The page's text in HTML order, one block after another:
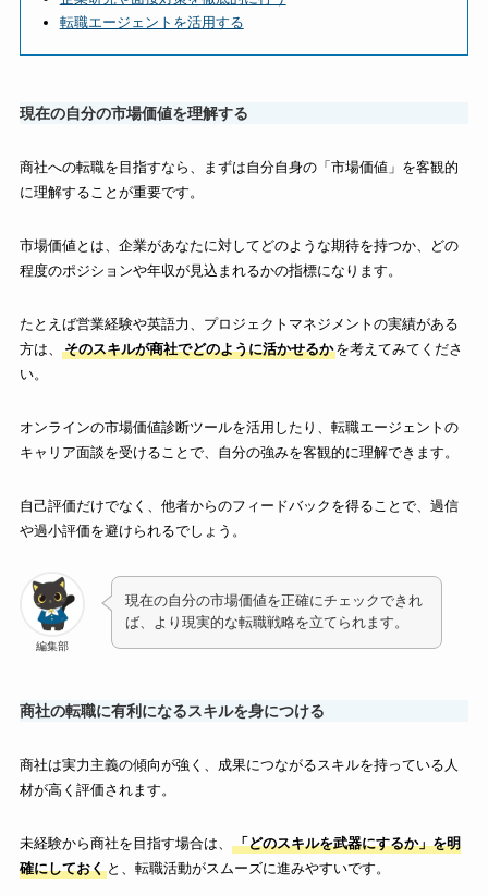
転職エージェントを活用する
現在の自分の市場価値を理解する
商社への転職を目指すなら、まずは自分自身の「市場価値」を客観的
に理解することが重要です。
市場価値とは、企業があなたに対してどのような期待を持つか、どの
程度のポジションや年収が見込まれるかの指標になります。
たとえば営業経験や英語力、プロジェクトマネジメントの実績がある
方は、
そのスキルが商社でどのように活かせるかを考えてみてくださ
い。
オンラインの市場価値診断ツールを活用したり、転職エージェントの
キャリア面談を受けることで、自分の強みを客観的に理解できます。
自己評価だけでなく、他者からのフィードバックを得ることで、過信
や過小評価を避けられるでしょう。
編集部
現在の自分の市場価値を正確にチェックできれ
ば、より現実的な転職戦略を立てられます。
商社の転職に有利になるスキルを身につける
商社は実力主義の傾向が強く、成果につながるスキルを持っている人
材が高く評価されます。
未経験から商社を目指す場合は、
「どのスキルを武器にするか」を明
確にしておくと、転職活動がスムーズに進みやすいです。